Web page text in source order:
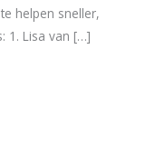
helpen sneller,
1. Lisa van […]